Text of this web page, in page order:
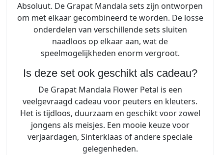
Absoluut. De Grapat Mandala sets zijn ontworpen
om met elkaar gecombineerd te worden. De losse
onderdelen van verschillende sets sluiten
naadloos op elkaar aan, wat de
speelmogelijkheden enorm vergroot.
Is deze set ook geschikt als cadeau?
De Grapat Mandala Flower Petal is een
veelgevraagd cadeau voor peuters en kleuters.
Het is tijdloos, duurzaam en geschikt voor zowel
jongens als meisjes. Een mooie keuze voor
verjaardagen, Sinterklaas of andere speciale
gelegenheden.